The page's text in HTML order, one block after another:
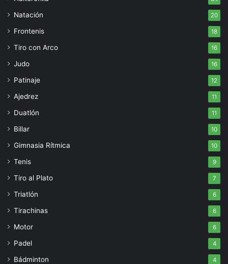
Natación 20
Frontenis 18
Tiro con Arco 16
Judo 16
Patinaje 12
Ajedrez 11
Duatlón 11
Billar 10
Gimnasia Rítmica 10
Tenis 9
Tiro al Plato 7
Triatlón 6
Tirachinas 6
Motor 6
Padel 4
Bádminton 4